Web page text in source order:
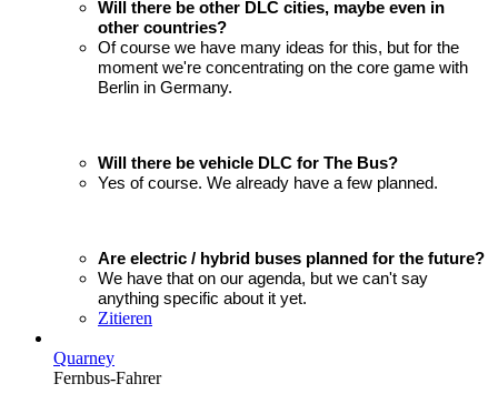
Will there be other DLC cities, maybe even in
other countries?
Of course we have many ideas for this, but for the
moment we're concentrating on the core game with
Berlin in Germany.
Will there be vehicle DLC for The Bus?
Yes of course. We already have a few planned.
Are electric / hybrid buses planned for the future?
We have that on our agenda, but we can't say
anything specific about it yet.
Zitieren
Quarney
Fernbus-Fahrer